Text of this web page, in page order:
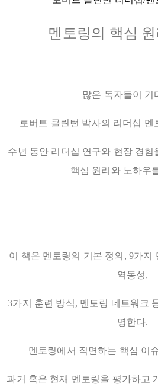
멘토링의 핵심
많은 독자들이 기
로버트 클린턴 박사의 리더십 멘
수년 동안 리더십 연구와 현장 경험
핵심 원리와 노하우
이 책은 멘토링의 기본 정의, 9가지
역동성,
3가지 훈련 방식, 멘토링 네트워크
명한다.
멘토링에서 직면하는 핵심 이
과거 혹은 현재 멘토링을 평가하고